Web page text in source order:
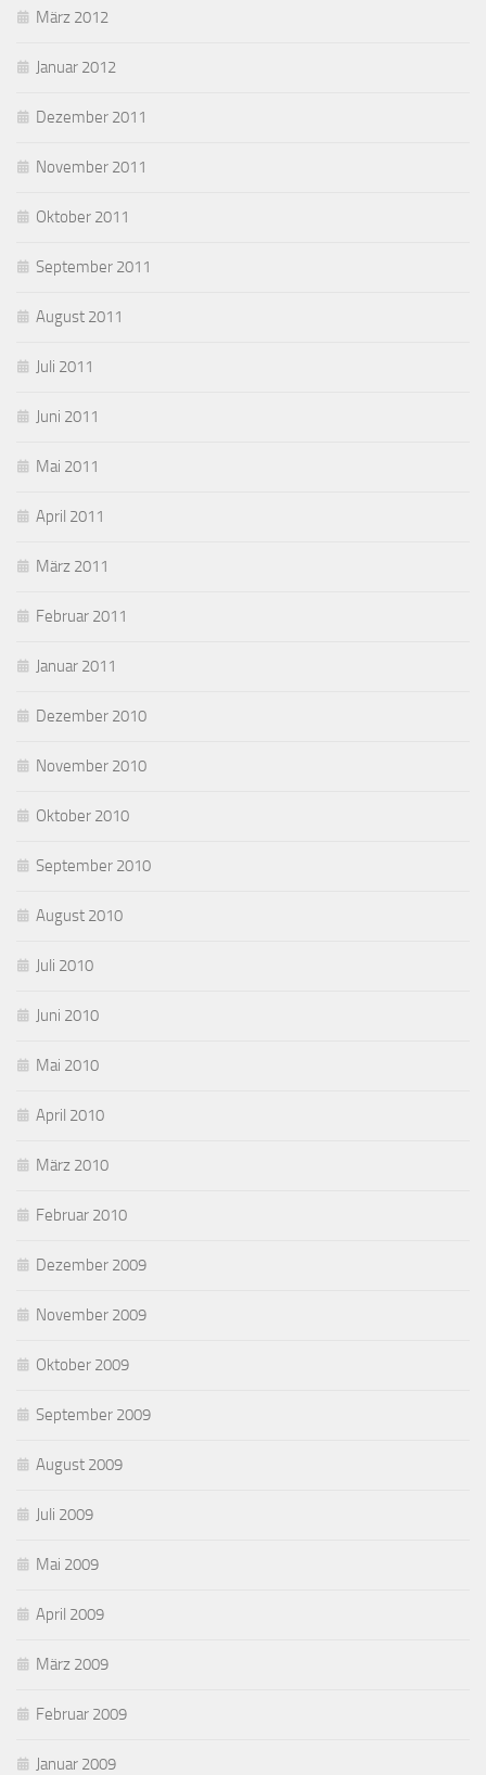
März 2012
Januar 2012
Dezember 2011
November 2011
Oktober 2011
September 2011
August 2011
Juli 2011
Juni 2011
Mai 2011
April 2011
März 2011
Februar 2011
Januar 2011
Dezember 2010
November 2010
Oktober 2010
September 2010
August 2010
Juli 2010
Juni 2010
Mai 2010
April 2010
März 2010
Februar 2010
Dezember 2009
November 2009
Oktober 2009
September 2009
August 2009
Juli 2009
Mai 2009
April 2009
März 2009
Februar 2009
Januar 2009